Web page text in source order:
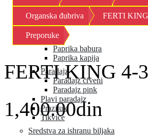
Kornison
Krastavac
Kupus
Paprika
Paprika babura
Paprika kapija
Paradajz
Paradajz crveni
Paradajz pink
Plavi paradajz
Praziluk
Tikvice
Sredstva za ishranu biljaka
Organska đubriva FERTI
Preporuke
FERTI KING 4-
1,400.00din